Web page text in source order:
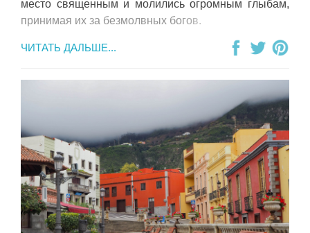
место священным и молились огромным глыбам,
принимая их за безмолвных богов.
ЧИТАТЬ ДАЛЬШЕ...